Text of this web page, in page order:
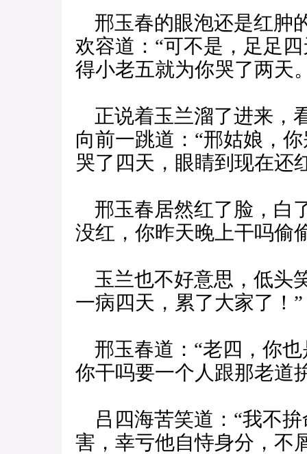
邢玉春的眼泡还是红肿
欢容道：“可不是，足足
得小老五就为你哭了两天
正说着玉兰溜了进来，
向前一跳道：“邢姑娘，
哭了四天，眼睛到现在还
邢玉春居然红了脸，白
没红，你昨天晚上干吗偷
玉兰也不好意思，低头
一病四天，累了大家了！”
邢玉春道：“老四，你
你干吗要一个人跟那老道
吕四海苦笑道：“我不
害，幸亏他自恃身分，不